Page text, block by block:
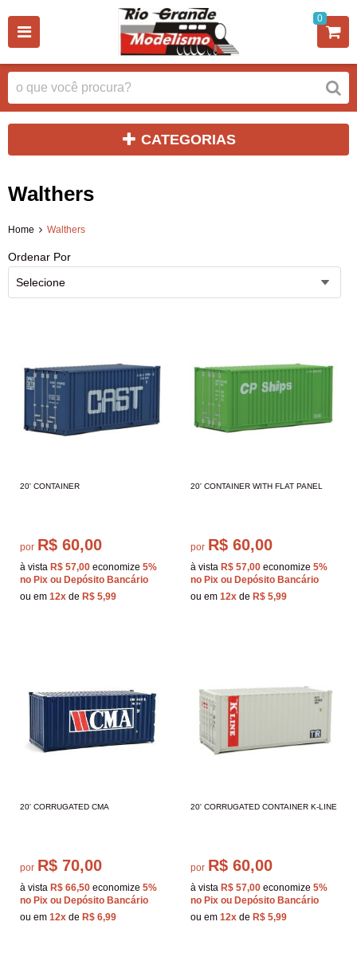
0
CATEGORIAS
Walthers
Home Walthers
Ordenar Por
Selecione
20' CONTAINER
por R$ 60,00
à vista R$ 57,00 economize 5%
no Pix ou Depósito Bancário
ou em 12x de R$ 5,99
20' CONTAINER WITH FLAT PANEL
por R$ 60,00
à vista R$ 57,00 economize 5%
no Pix ou Depósito Bancário
ou em 12x de R$ 5,99
20' CORRUGATED CMA
por R$ 70,00
à vista R$ 66,50 economize 5%
no Pix ou Depósito Bancário
ou em 12x de R$ 6,99
20' CORRUGATED CONTAINER K-LINE
por R$ 60,00
à vista R$ 57,00 economize 5%
no Pix ou Depósito Bancário
ou em 12x de R$ 5,99